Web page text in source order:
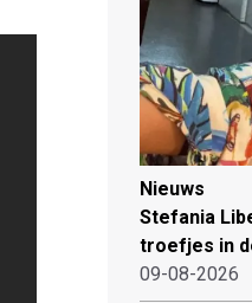
Nieuws
Stefania
troefjes in
09-08-2026